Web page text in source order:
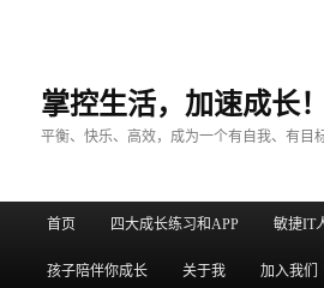
掌控生活，加速成长！
平衡、快乐、高效，成为一个有自我、有目
跳至主内容区域
跳至副内容区域
首页 四大成长练习和APP 敏捷IT
孩子陪伴你成长 关于我 加入我们